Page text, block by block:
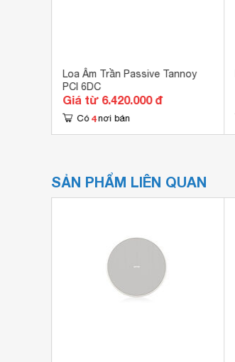
Loa Âm Trần Passive Tannoy
PCI 6DC
Giá từ 6.420.000 đ
Có 4 nơi bán
SẢN PHẨM LIÊN QUAN